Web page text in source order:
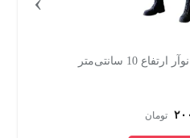
کش سانمی
تومان